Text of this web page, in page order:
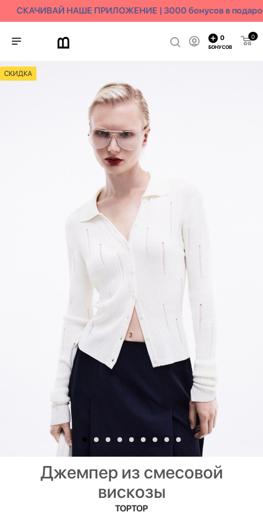
СКАЧИВАЙ НАШЕ ПРИЛОЖЕНИЕ | 3000 бонусов в подарок
0
0
БОНУСОВ
СКИДКА
Джемпер из смесовой
вискозы
TOPTOP